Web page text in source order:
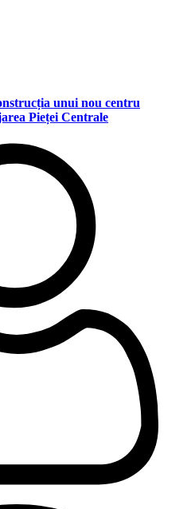
unui nou centru
Pieței Centrale